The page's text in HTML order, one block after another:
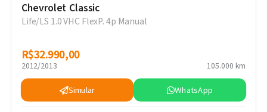
Chevrolet Classic
Life/LS 1.0 VHC FlexP. 4p Manual
R$32.990,00
R$32.990,00
2012/2013 105.000 km
Simular WhatsApp